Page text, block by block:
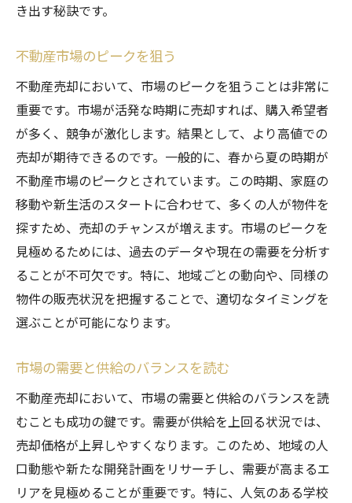
き出す秘訣です。
不動産市場のピークを狙う
不動産売却において、市場のピークを狙うことは非常に
重要です。市場が活発な時期に売却すれば、購入希望者
が多く、競争が激化します。結果として、より高値での
売却が期待できるのです。一般的に、春から夏の時期が
不動産市場のピークとされています。この時期、家庭の
移動や新生活のスタートに合わせて、多くの人が物件を
探すため、売却のチャンスが増えます。市場のピークを
見極めるためには、過去のデータや現在の需要を分析す
ることが不可欠です。特に、地域ごとの動向や、同様の
物件の販売状況を把握することで、適切なタイミングを
選ぶことが可能になります。
市場の需要と供給のバランスを読む
不動産売却において、市場の需要と供給のバランスを読
むことも成功の鍵です。需要が供給を上回る状況では、
売却価格が上昇しやすくなります。このため、地域の人
口動態や新たな開発計画をリサーチし、需要が高まるエ
リアを見極めることが重要です。特に、人気のある学校